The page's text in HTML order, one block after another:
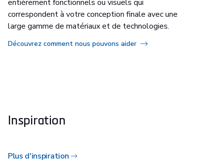
entièrement fonctionnels ou visuels qui
correspondent à votre conception finale avec une
large gamme de matériaux et de technologies.
Découvrez comment nous pouvons aider
Inspiration
Plus d'inspiration